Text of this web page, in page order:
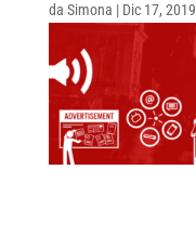
da Simona | Dic 17, 2019